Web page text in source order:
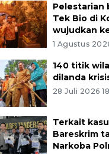
Pelestarian
Tek Bio di
wujudkan
1 Agustus 2026
140 titik
dilanda
28 Juli 2026
Terkait
Bareskrim
Narkoba